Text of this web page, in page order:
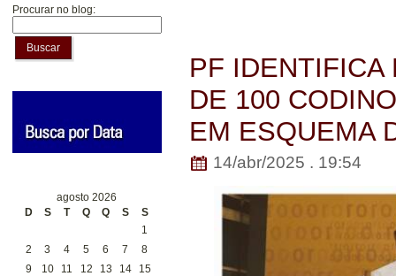
Procurar no blog:
Buscar
agosto 2026
D
S T Q Q S
S
1
2
3 4 5 6 7
8
9
10 11 12 13 14
15
PF IDENTIFICA
DE 100
EM ESQUEMA
14/abr/2025 . 19:54